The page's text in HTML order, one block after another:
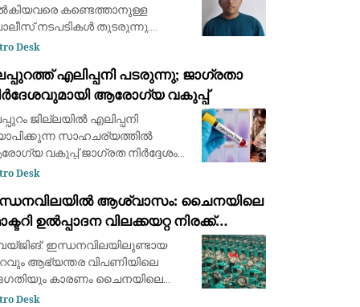
കണ്ടെത്താനുള്ള
നടപടികൾ തുടരുന്നു.
ആയങ്കിയുടെ സഹോദരൻ
ചെയ്തു. സാമ്പത്തിക സഹായം
നടപടിയെന്ന്
അറിയിച്
Desk
എലിപ്പനി പടരുന്നു; ജാഗ്രതാ
ആരോഗ്യ വകുപ്പ്
ജില്ലയിൽ എലിപ്പനി
സാഹചര്യത്തിൽ
വകുപ്പ് ജാഗ്രത നിർദ്ദേശം
മലപ്പുറത്ത്
ചികിത്സയിലായിരുന്ന ഒരാൾ
ചെ
Desk
ആശ്വാസം: ചൈനയിലെ
ഉൽപ്പാദന വിലക്കയറ്റ നിരക്ക്
3.5% ആയി കുറഞ്ഞു
ഇന്ധനവിലയിലുണ്ടായ
ആഭ്യന്തര വിപണിയിലെ
കാരണം ചൈനയിലെ
ഉൽപ്പാദനച്ചെലവ് (Producer
Desk